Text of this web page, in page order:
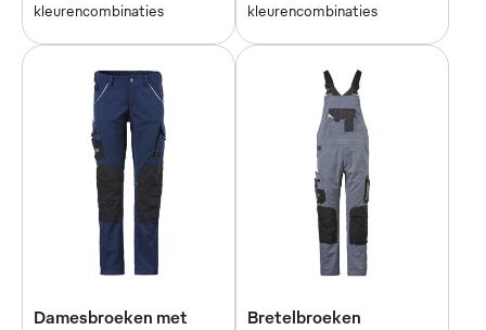
kleurencombinaties
kleurencombinaties
Damesbroeken met
Bretelbroeken